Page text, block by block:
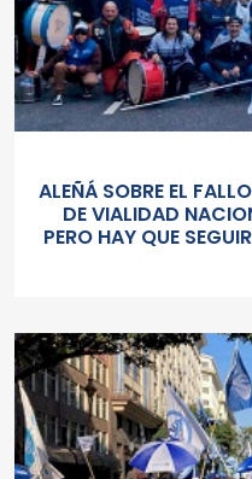
ALEÑÁ SOBRE EL
DE VIALIDAD
PERO HAY QUE